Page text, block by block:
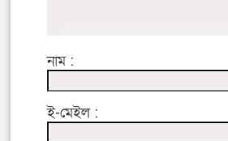
নাম :
ই-মেইল :